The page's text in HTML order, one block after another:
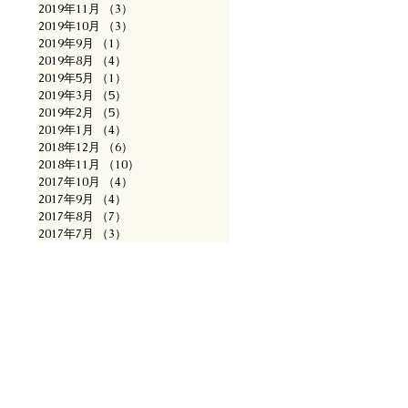
2019年11月
（3）
2019年10月
（3）
2019年9月
（1）
2019年8月
（4）
2019年5月
（1）
2019年3月
（5）
2019年2月
（5）
2019年1月
（4）
2018年12月
（6）
2018年11月
（10）
2017年10月
（4）
2017年9月
（4）
2017年8月
（7）
2017年7月
（3）